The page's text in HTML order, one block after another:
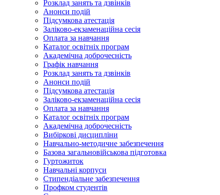
Розклад занять та дзвінків
Анонси подій
Підсумкова атестація
Заліково-екзаменаційна сесія
Оплата за навчання
Каталог освітніх програм
Академічна доброчесність
Графік навчання
Розклад занять та дзвінків
Анонси подій
Підсумкова атестація
Заліково-екзаменаційна сесія
Оплата за навчання
Каталог освітніх програм
Академічна доброчесність
Вибіркові дисципліни
Навчально-методичне забезпечення
Базова загальновійськова підготовка
Гуртожиток
Навчальні корпуси
Стипендіальне забезпечення
Профком студентів